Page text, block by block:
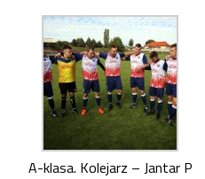
A-klasa. Kolejarz – Jantar P